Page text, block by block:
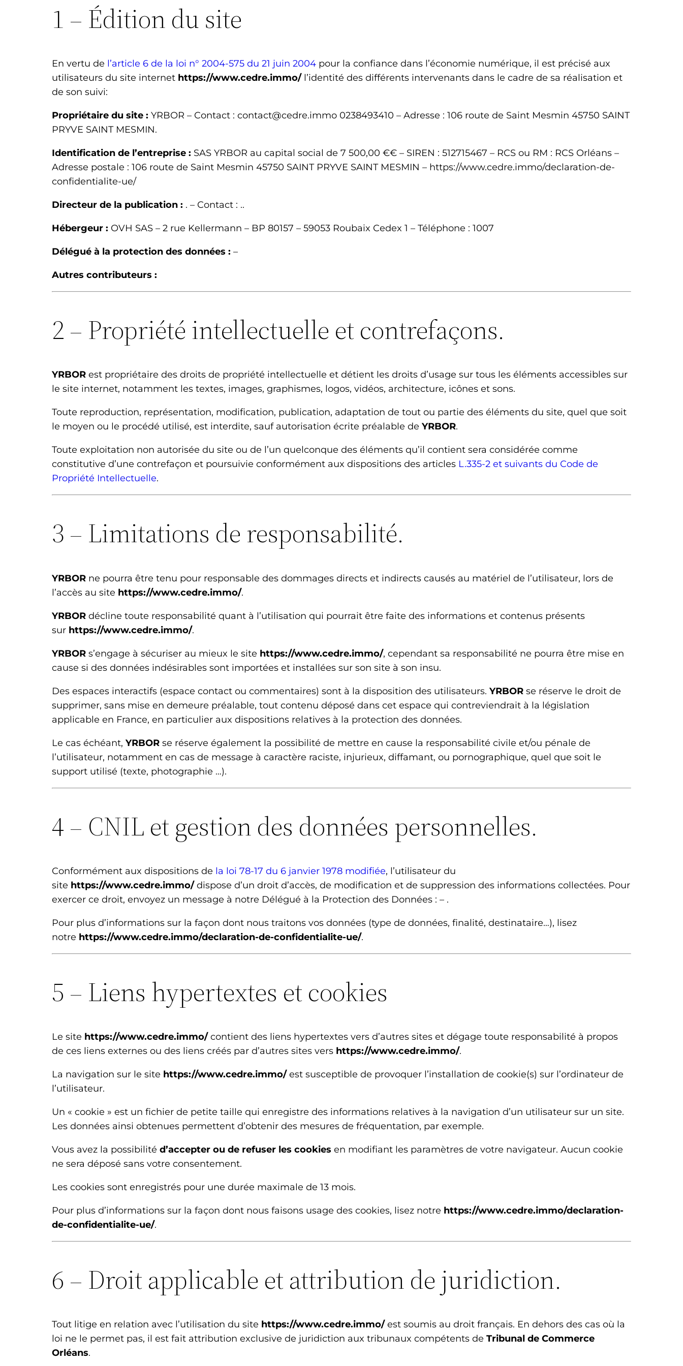
1 – Édition du site
En vertu de l’article 6 de la loi n° 2004-575 du 21 juin 2004 pour la confiance dans l’économie numérique, il est précisé aux
utilisateurs du site internet https://www.cedre.immo/l’identité des différents intervenants dans le cadre de sa réalisation et
de son suivi:
Propriétaire du site : YRBOR – Contact : contact@cedre.immo 0238493410 – Adresse : 106 route de Saint Mesmin 45750 SAINT
PRYVE SAINT MESMIN.
Identification de l’entreprise : SAS YRBOR au capital social de 7 500,00 €€ – SIREN : 512715467 – RCS ou RM : RCS Orléans –
Adresse postale : 106 route de Saint Mesmin 45750 SAINT PRYVE SAINT MESMIN – https://www.cedre.immo/declaration-de-
confidentialite-ue/
Directeur de la publication : . – Contact : ..
Hébergeur : OVH SAS – 2 rue Kellermann – BP 80157 – 59053 Roubaix Cedex 1 – Téléphone : 1007
Délégué à la protection des données : –
Autres contributeurs :
2 – Propriété intellectuelle et contrefaçons.
YRBOR est propriétaire des droits de propriété intellectuelle et détient les droits d’usage sur tous les éléments accessibles sur
le site internet, notamment les textes, images, graphismes, logos, vidéos, architecture, icônes et sons.
Toute reproduction, représentation, modification, publication, adaptation de tout ou partie des éléments du site, quel que soit
le moyen ou le procédé utilisé, est interdite, sauf autorisation écrite préalable de YRBOR.
Toute exploitation non autorisée du site ou de l’un quelconque des éléments qu’il contient sera considérée comme
constitutive d’une contrefaçon et poursuivie conformément aux dispositions des articles L.335-2 et suivants du Code de
Propriété Intellectuelle.
3 – Limitations de responsabilité.
YRBOR ne pourra être tenu pour responsable des dommages directs et indirects causés au matériel de l’utilisateur, lors de
l’accès au site https://www.cedre.immo/.
YRBOR décline toute responsabilité quant à l’utilisation qui pourrait être faite des informations et contenus présents
sur https://www.cedre.immo/.
YRBOR s’engage à sécuriser au mieux le site https://www.cedre.immo/, cependant sa responsabilité ne pourra être mise en
cause si des données indésirables sont importées et installées sur son site à son insu.
Des espaces interactifs (espace contact ou commentaires) sont à la disposition des utilisateurs. YRBOR se réserve le droit de
supprimer, sans mise en demeure préalable, tout contenu déposé dans cet espace qui contreviendrait à la législation
applicable en France, en particulier aux dispositions relatives à la protection des données.
Le cas échéant, YRBOR se réserve également la possibilité de mettre en cause la responsabilité civile et/ou pénale de
l’utilisateur, notamment en cas de message à caractère raciste, injurieux, diffamant, ou pornographique, quel que soit le
support utilisé (texte, photographie …).
4 – CNIL et gestion des données personnelles.
Conformément aux dispositions de la loi 78-17 du 6 janvier 1978 modifiée, l’utilisateur du
site https://www.cedre.immo/dispose d’un droit d’accès, de modification et de suppression des informations collectées. Pour
exercer ce droit, envoyez un message à notre Délégué à la Protection des Données : – .
Pour plus d’informations sur la façon dont nous traitons vos données (type de données, finalité, destinataire…), lisez
notre https://www.cedre.immo/declaration-de-confidentialite-ue/.
5 – Liens hypertextes et cookies
Le site https://www.cedre.immo/contient des liens hypertextes vers d’autres sites et dégage toute responsabilité à propos
de ces liens externes ou des liens créés par d’autres sites vers https://www.cedre.immo/.
La navigation sur le site https://www.cedre.immo/est susceptible de provoquer l’installation de cookie(s) sur l’ordinateur de
l’utilisateur.
Un « cookie » est un fichier de petite taille qui enregistre des informations relatives à la navigation d’un utilisateur sur un site.
Les données ainsi obtenues permettent d’obtenir des mesures de fréquentation, par exemple.
Vous avez la possibilité d’accepter ou de refuser les cookies en modifiant les paramètres de votre navigateur. Aucun cookie
ne sera déposé sans votre consentement.
Les cookies sont enregistrés pour une durée maximale de 13 mois.
Pour plus d’informations sur la façon dont nous faisons usage des cookies, lisez notre https://www.cedre.immo/declaration-
de-confidentialite-ue/.
6 – Droit applicable et attribution de juridiction.
Tout litige en relation avec l’utilisation du site https://www.cedre.immo/est soumis au droit français. En dehors des cas où la
loi ne le permet pas, il est fait attribution exclusive de juridiction aux tribunaux compétents de Tribunal de Commerce
Orléans.